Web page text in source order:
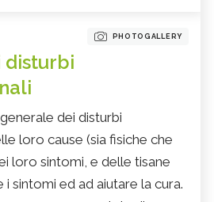
PHOTOGALLERY
disturbi
dei disturbi
loro cause (sia fisiche che
loro sintomi, e delle tisane
sintomi ed ad aiutare la cura.